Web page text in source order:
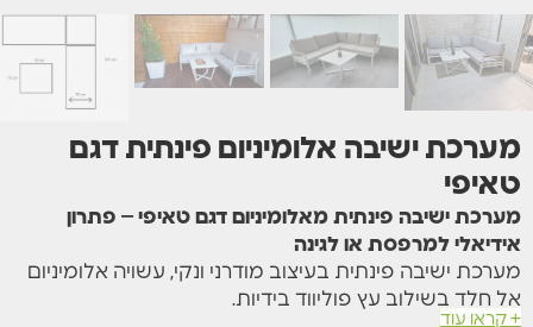
מערכת ישיבה אלומיניום פינתית דגם
טאיפי
מערכת ישיבה פינתית מאלומיניום דגם טאיפי – פתרון
אידיאלי למרפסת או לגינה
מערכת ישיבה פינתית בעיצוב מודרני ונקי, עשויה אלומיניום
אל חלד בשילוב עץ פוליווד בידיות.
+ קראו עוד